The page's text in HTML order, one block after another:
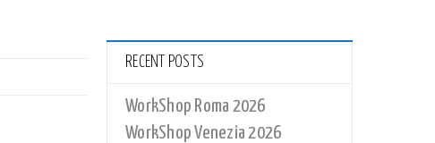
RECENT POSTS
WorkShop Roma 2026
WorkShop Venezia 2026